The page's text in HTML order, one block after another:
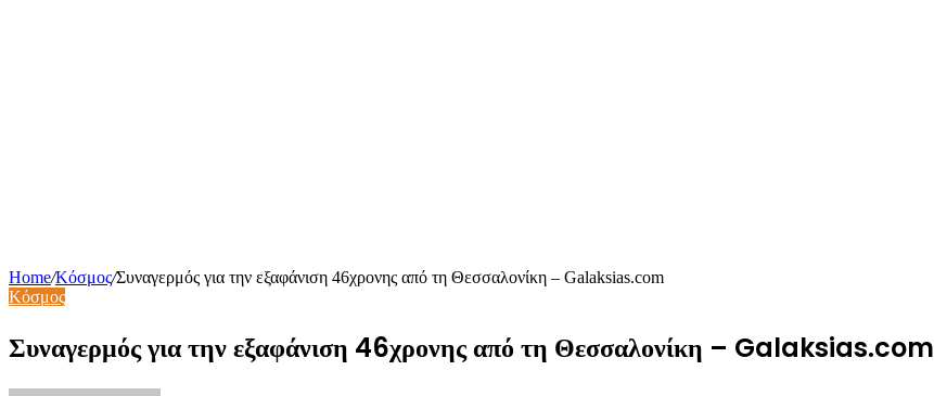
Home/Κόσμος/Συναγερμός για την εξαφάνιση 46χρονης από τη Θεσσαλονίκη – Galaksias.com
Κόσμος
Συναγερμός για την εξαφάνιση 46χρονης από τη Θεσσαλονίκη – Galaksias.com